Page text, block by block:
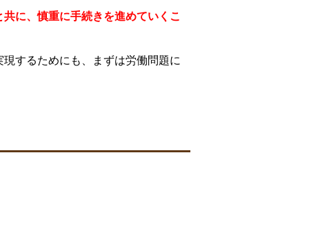
に、慎重に手続きを進めていくこ
するためにも、まずは労働問題に